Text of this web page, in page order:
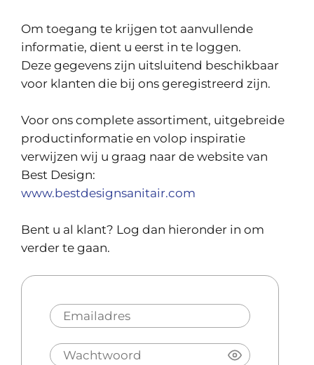
Om toegang te krijgen tot aanvullende
informatie, dient u eerst in te loggen.
Deze gegevens zijn uitsluitend beschikbaar
voor klanten die bij ons geregistreerd zijn.
Voor ons complete assortiment, uitgebreide
productinformatie en volop inspiratie
verwijzen wij u graag naar de website van
Best Design:
www.bestdesignsanitair.com
Bent u al klant? Log dan hieronder in om
verder te gaan.